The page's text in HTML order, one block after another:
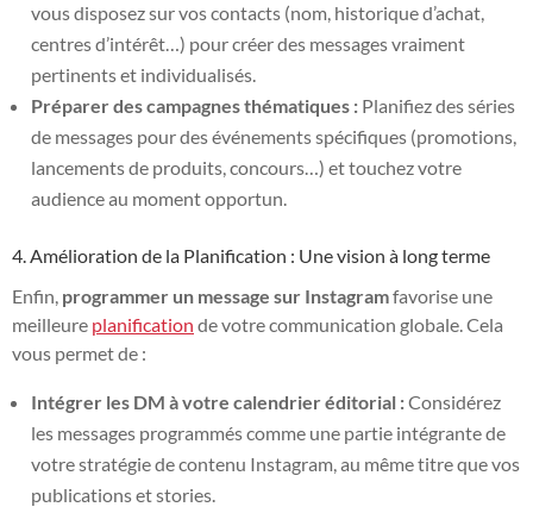
vous disposez sur vos contacts (nom, historique d’achat,
centres d’intérêt…) pour créer des messages vraiment
pertinents et individualisés.
Préparer des campagnes thématiques : Planifiez des séries
de messages pour des événements spécifiques (promotions,
lancements de produits, concours…) et touchez votre
audience au moment opportun.
4. Amélioration de la Planification : Une vision à long terme
Enfin, programmer un message sur Instagramfavorise une
meilleure planification de votre communication globale. Cela
vous permet de :
Intégrer les DM à votre calendrier éditorial :Considérez
les messages programmés comme une partie intégrante de
votre stratégie de contenu Instagram, au même titre que vos
publications et stories.